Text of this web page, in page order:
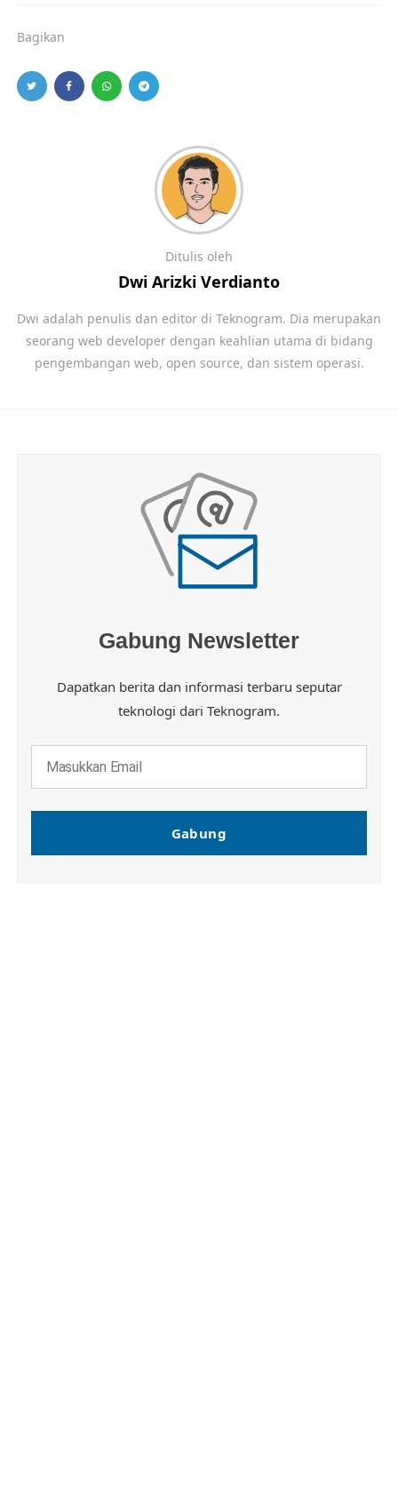
Bagikan
Ditulis oleh
Dwi Arizki Verdianto
Dwi adalah penulis dan editor di Teknogram. Dia merupakan
seorang web developer dengan keahlian utama di bidang
pengembangan web, open source, dan sistem operasi.
Gabung Newsletter
Dapatkan berita dan informasi terbaru seputar
teknologi dari Teknogram.